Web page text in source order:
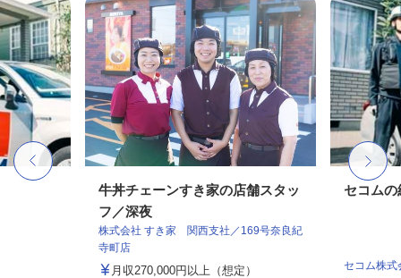
牛丼チェーンすき家の店舗スタッ
フ／深夜
株式会社 すき家 関西支社／169号奈良紀
寺町店
月収270,000円以上（想定）
セコムの
セコム株式